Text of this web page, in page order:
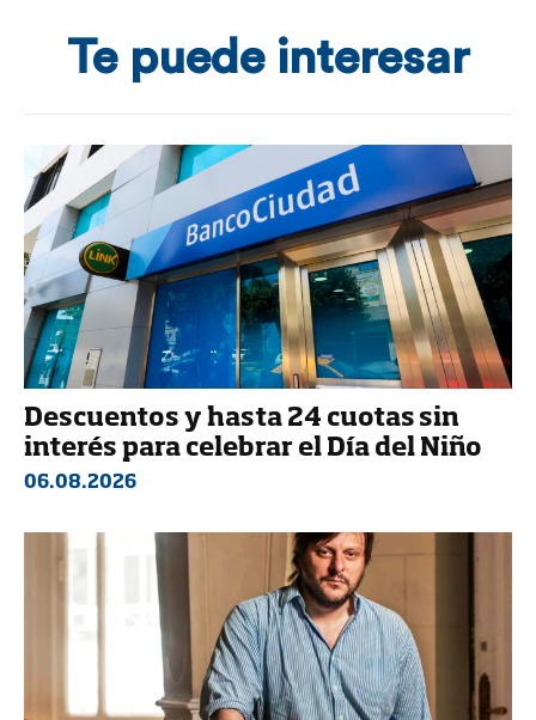
Te puede interesar
Descuentos y hasta 24 cuotas sin
interés para celebrar el Día del Niño
06.08.2026